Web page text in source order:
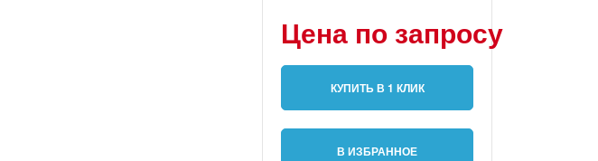
Цена по запросу
КУПИТЬ В 1 КЛИК
В ИЗБРАННОЕ